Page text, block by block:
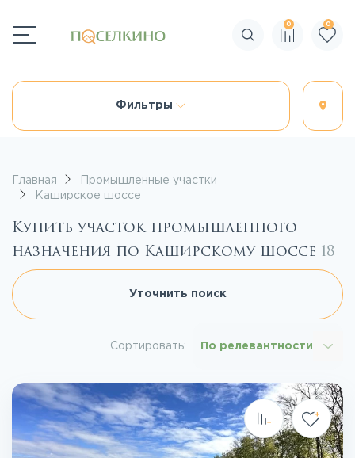
Поиск по сайту
0 0
Фильтры
Главная
Промышленные участки
Каширское шоссе
Купить участок промышленного
назначения по Каширскому шоссе 18
Уточнить поиск
Сортировать: По релевантности